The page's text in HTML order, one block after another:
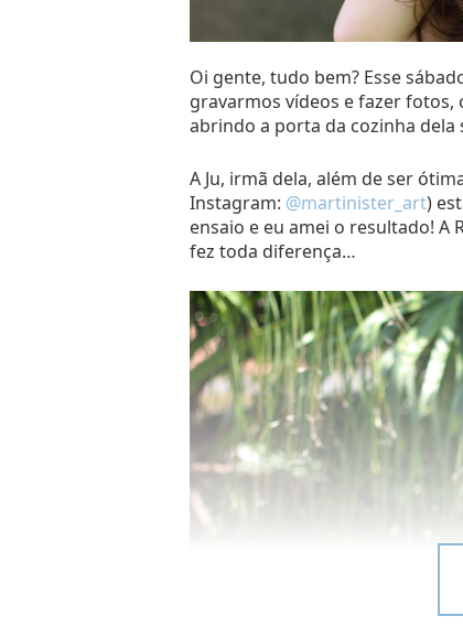
Assistam ao vídeo, está super
Estou amando gravar vídeos
Camila Kawaminami
Oi gente, tudo bem? Esse
gravarmos vídeos e fazer fotos,
abrindo a porta da cozinha
A Ju, irmã dela, além de ser
Instagram: @martinister_art)
ensaio e eu amei o resultado!
fez toda diferença…